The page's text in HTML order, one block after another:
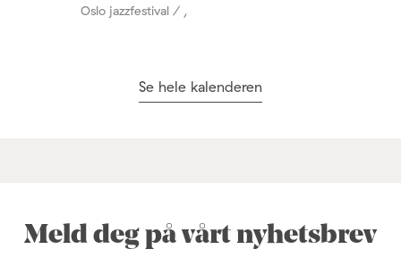
Oslo jazzfestival / ,
Se hele kalenderen
Meld deg på vårt nyhetsbrev